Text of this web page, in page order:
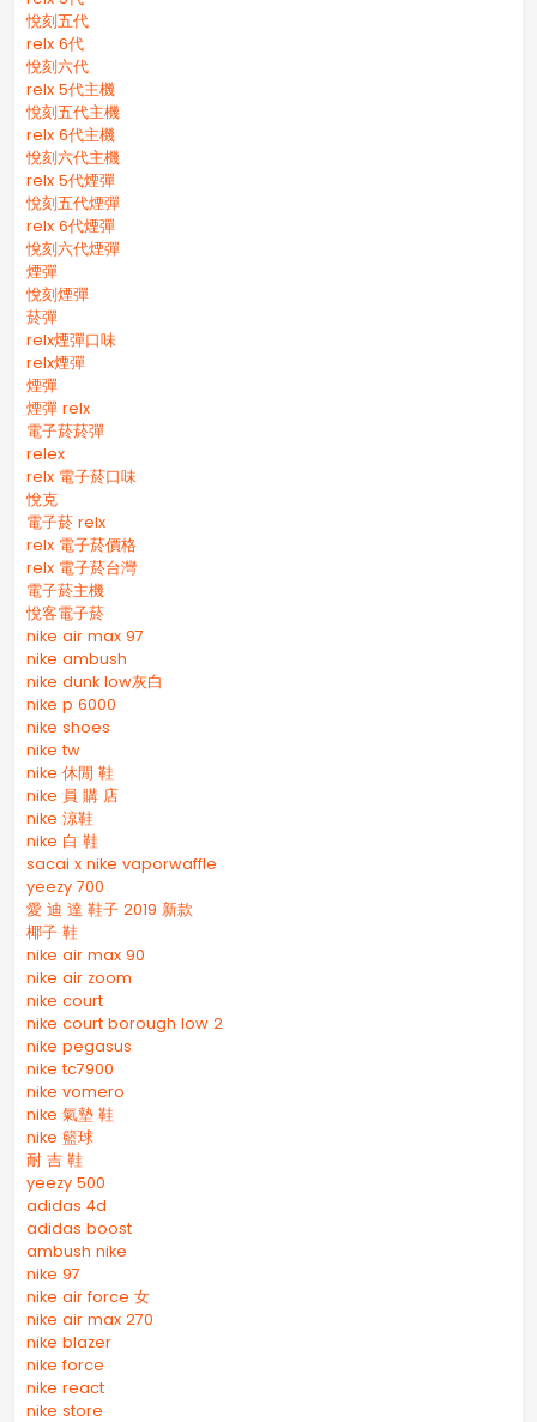
悅刻五代
relx 6代
悅刻六代
relx 5代主機
悅刻五代主機
relx 6代主機
悅刻六代主機
relx 5代煙彈
悅刻五代煙彈
relx 6代煙彈
悅刻六代煙彈
煙彈
悅刻煙彈
菸彈
relx煙彈口味
relx煙彈
煙彈
煙彈 relx
電子菸菸彈
relex
relx 電子菸口味
悅克
電子菸 relx
relx 電子菸價格
relx 電子菸台灣
電子菸主機
悅客電子菸
nike air max 97
nike ambush
nike dunk low灰白
nike p 6000
nike shoes
nike tw
nike 休閒 鞋
nike 員 購 店
nike 涼鞋
nike 白 鞋
sacai x nike vaporwaffle
yeezy 700
愛 迪 達 鞋子 2019 新款
椰子 鞋
nike air max 90
nike air zoom
nike court
nike court borough low 2
nike pegasus
nike tc7900
nike vomero
nike 氣墊 鞋
nike 籃球
耐 吉 鞋
yeezy 500
adidas 4d
adidas boost
ambush nike
nike 97
nike air force 女
nike air max 270
nike blazer
nike force
nike react
nike store